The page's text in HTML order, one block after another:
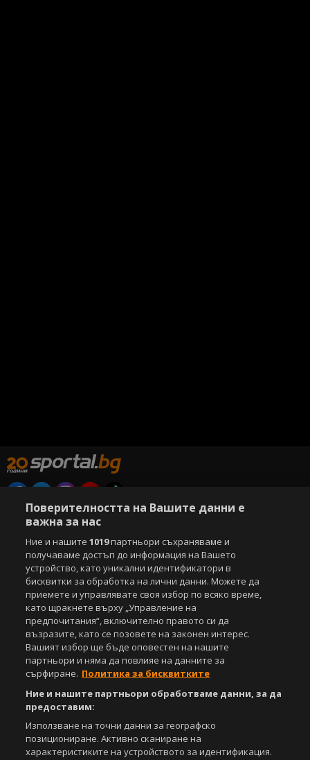
Copyright © 2007-2026 Агенция Спортал. Всички права запазени.
Този уебсайт е собственост на
За нас Екип За рекламa
Общи условия
Етични правила на НСС
Лични данни
Управление на предпочитания
Съдържанието на този уеб сайт и технологиите, използвани в него, са
под закрила на Закона за авторското право и сродните му права.
Всички статии, репортажи, интервюта и други текстови, графични и
видео материали, публикувани в сайта, са собственост на Агенция
Спортал, освен ако изрично е посочено друго. Допуска се
публикуване на текстови материали само след писмено съгласие на
Агенция Спортал, посочване на източника и добавяне на линк към
www.sportal.bg. Използването на графични и видео материали,
публикувани в сайта, е строго забранено. Нарушителите ще бъдат
санкционирани с цялата строгост на закона.
СвалиБЕЗПЛАТНОТОприложение за:
Поверителността на Вашите данни е
важна за нас
Ние и нашите1019партньори съхраняваме и
получаваме достъп до информация на Вашето
устройство, като уникални идентификатори в
бисквитки за обработка на лични данни. Можете да
приемете и управлявате своя избор по всяко време,
като щракнете върху „Управление на
предпочитания“, включително правото си да
възразите, като се позовете на законен интерес.
Вашият избор ще бъде оповестен на нашите
партньори и няма да повлияе на данните за
сърфиране. Политика за бисквитките
Ние и нашите партньори обработваме данни, за да
предоставим:
Използване на точни данни за географско
позициониране. Активно сканиране на
характеристиките на устройството за идентификация.